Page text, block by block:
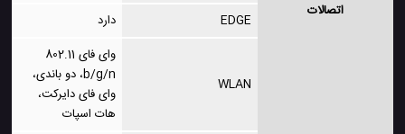
اتصالات
EDGE
دارد
WLAN
وای فای 802.11
b/g/n، دو باندی،
وای فای دایرکت،
هات اسپات